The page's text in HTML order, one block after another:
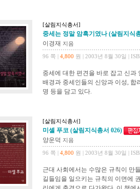
[살림지식총서]
중세는 정말 암흑기였나 (살림지식
이경재 지음
96 쪽 | 4,800 원 | 2003년 8월 30일 |
중세에 대한 편견을 바로 잡고 신과
배경과 중세인들의 신앙과 이성, 합
명 등을 담고 있다.
[살림지식총서]
미셸 푸코 (살림지식총서 026)
양운덕 지음
96 쪽 | 4,800 원 | 2003년 8월 30일 |
근대 사회에서는 수많은 규칙이 만
길들임을 일으키는 규칙의 이면에